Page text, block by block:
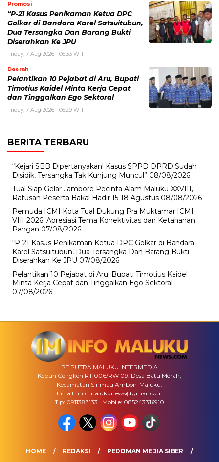
Promosi
“P-21 Kasus Penikaman Ketua DPC
Golkar di Bandara Karel Satsuitubun,
Dua Tersangka Dan Barang Bukti
Diserahkan Ke JPU
Friday, 7 Aug 2026 - 06:33 WIT
Daerah
Pelantikan 10 Pejabat di Aru, Bupati
Timotius Kaidel Minta Kerja Cepat
dan Tinggalkan Ego Sektoral
Friday, 7 Aug 2026 - 06:29 WIT
BERITA TERBARU
“Kejari SBB Dipertanyakan! Kasus SPPD DPRD Sudah
Disidik, Tersangka Tak Kunjung Muncul” 08/08/2026
Tual Siap Gelar Jambore Pecinta Alam Maluku XXVIII,
Ratusan Peserta Bakal Hadir 15-18 Agustus 08/08/2026
Pemuda ICMI Kota Tual Dukung Pra Muktamar ICMI
VIII 2026, Apresiasi Tema Konektivitas dan Ketahanan
Pangan 07/08/2026
“P-21 Kasus Penikaman Ketua DPC Golkar di Bandara
Karel Satsuitubun, Dua Tersangka Dan Barang Bukti
Diserahkan Ke JPU 07/08/2026
Pelantikan 10 Pejabat di Aru, Bupati Timotius Kaidel
Minta Kerja Cepat dan Tinggalkan Ego Sektoral
07/08/2026
PT PUTRA MALUKU INTERMEDIA
Kebun Cengkeh RT.006/RW 09. Desa Batu Merah,
Kecamatan Sirimau Ambon-Maluku.
Email : infomalukunews@gmail.com
Tlp: 0911383133 | Mobile: 085243316910
HOME REDAKSI
PEDOMAN MEDIA SIBER